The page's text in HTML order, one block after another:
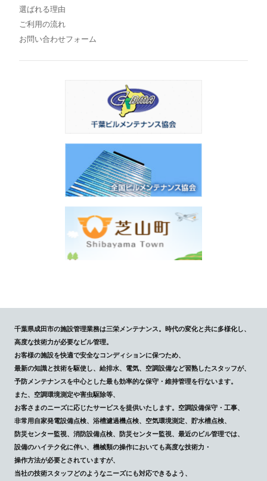
選ばれる理由
ご利用の流れ
お問い合わせフォーム
千葉県成田市の施設管理業務は三栄メンテナンス。時代の変化と共に多様化し、
高度な技術力が必要なビル管理。
お客様の施設を快適で安全なコンディションに保つため、
最新の知識と技術を駆使し、給排水、電気、空調設備など習熟したスタッフが、
予防メンテナンスを中心とした最も効率的な保守・維持管理を行ないます。
また、空調環境測定や害虫駆除等、
お客さまのニーズに応じたサービスを提供いたします。空調設備保守・工事、
非常用自家発電設備点検、浴槽濾過機点検、空気環境測定、貯水槽点検、
防災センター監視、消防設備点検、防災センター監視、最近のビル管理では、
設備のハイテク化に伴い、機械類の操作においても高度な技術力・
操作方法が必要とされていますが、
当社の技術スタッフどのようなニーズにも対応できるよう、